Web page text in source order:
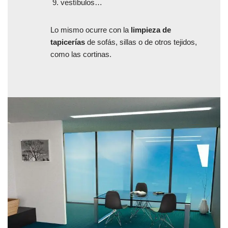
vestíbulos…
Lo mismo ocurre con la limpieza de
tapiceríasde sofás, sillas o de otros tejidos,
como las cortinas.